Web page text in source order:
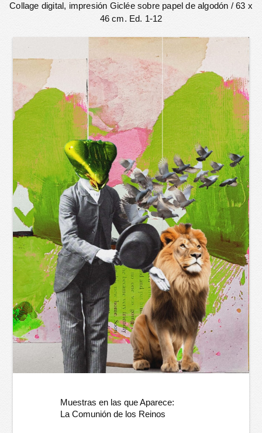
Collage digital, impresión Giclée sobre papel de algodón / 63 x
46 cm. Ed. 1-12
Muestras en las que Aparece:
La Comunión de los Reinos